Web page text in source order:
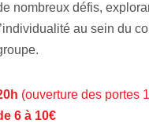
nombreux défis,
l’individualité au sein du
(ouverture des portes
6 à 10€